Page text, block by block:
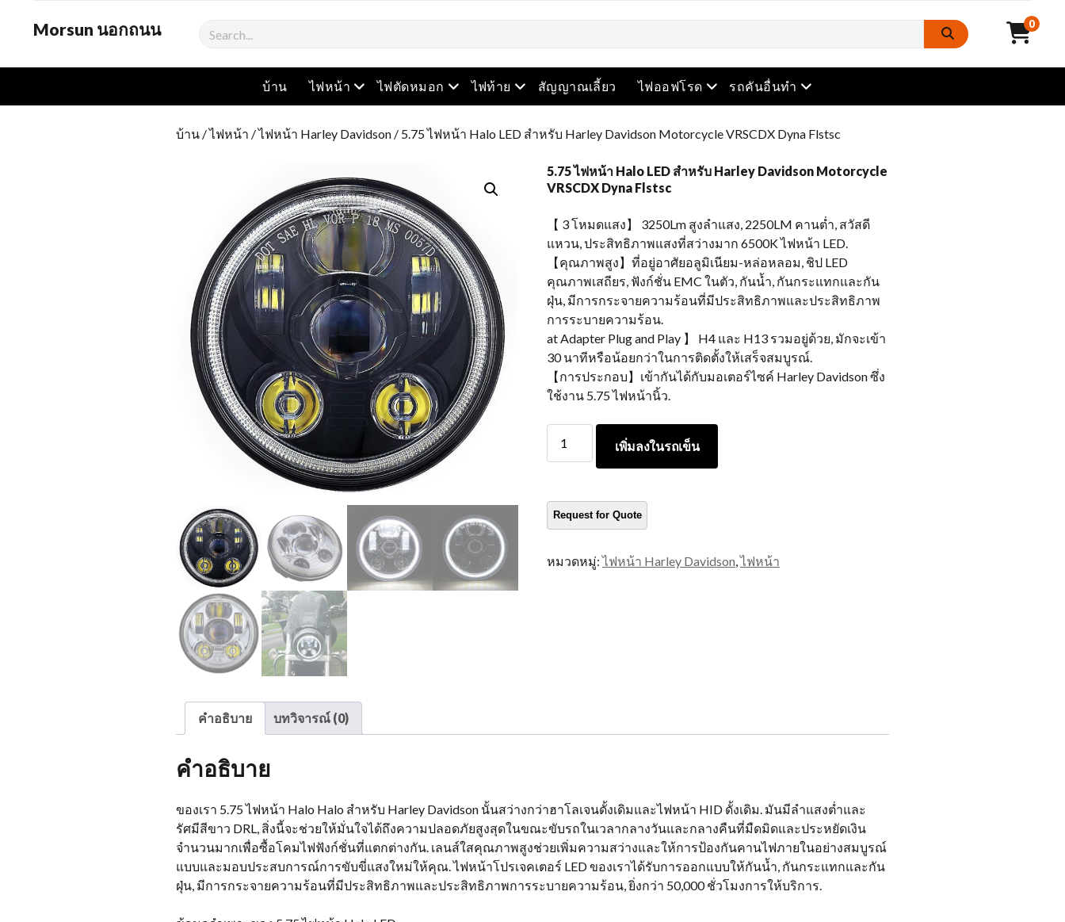
Morsun นอกถนน ค้นหา 0
บ้าน ไฟหน้า เปิดเมนูไฟตัดหมอก เปิดเมนูไฟท้าย เปิดเมนูสัญญาณเลี้ยว ไฟออฟโรด เปิดเมนูรถคันอื่นทำ เปิดเมนู
บ้าน /ไฟหน้า /ไฟหน้า Harley Davidson / 5.75 ไฟหน้า Halo LED สำหรับ Harley Davidson Motorcycle VRSCDX Dyna Flstsc
5.75 ไฟหน้า Halo LED สำหรับ Harley Davidson Motorcycle
VRSCDX Dyna Flstsc
【 3 โหมดแสง】 3250Lm สูงลำแสง, 2250LM คานต่ำ, สวัสดี
แหวน, ประสิทธิภาพแสงที่สว่างมาก 6500K ไฟหน้า LED.
【คุณภาพสูง】ที่อยู่อาศัยอลูมิเนียม-หล่อหลอม, ชิป LED
คุณภาพเสถียร, ฟังก์ชั่น EMC ในตัว, กันน้ำ, กันกระแทกและกัน
ฝุ่น, มีการกระจายความร้อนที่มีประสิทธิภาพและประสิทธิภาพ
การระบายความร้อน.
at Adapter Plug and Play 】 H4 และ H13 รวมอยู่ด้วย, มักจะเข้า
30 นาทีหรือน้อยกว่าในการติดตั้งให้เสร็จสมบูรณ์.
【การประกอบ】เข้ากันได้กับมอเตอร์ไซค์ Harley Davidson ซึ่ง
ใช้งาน 5.75 ไฟหน้านิ้ว.
LED
สำหรับ
Davidson
เพิ่มลงในรถเข็น
หมวดหมู่:ไฟหน้า Harley Davidson,ไฟหน้า
คำอธิบาย บทวิจารณ์ (0)
คำอธิบาย
ของเรา 5.75 ไฟหน้า Halo Halo สำหรับ Harley Davidson นั้นสว่างกว่าฮาโลเจนดั้งเดิมและไฟหน้า HID ดั้งเดิม. มันมีลำแสงต่ำและ
รัศมีสีขาว DRL, สิ่งนี้จะช่วยให้มั่นใจได้ถึงความปลอดภัยสูงสุดในขณะขับรถในเวลากลางวันและกลางคืนที่มืดมิดและประหยัดเงิน
จำนวนมากเพื่อซื้อโคมไฟฟังก์ชั่นที่แตกต่างกัน. เลนส์ใสคุณภาพสูงช่วยเพิ่มความสว่างและให้การป้องกันคานไฟภายในอย่างสมบูรณ์
แบบและมอบประสบการณ์การขับขี่แสงใหม่ให้คุณ. ไฟหน้าโปรเจคเตอร์ LED ของเราได้รับการออกแบบให้กันน้ำ, กันกระแทกและกัน
ฝุ่น, มีการกระจายความร้อนที่มีประสิทธิภาพและประสิทธิภาพการระบายความร้อน, ยิ่งกว่า 50,000 ชั่วโมงการให้บริการ.